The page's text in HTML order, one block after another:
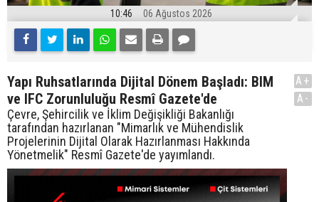
10:46 06 Ağustos 2026
Yapı Ruhsatlarında Dijital Dönem Başladı: BIM
ve IFC Zorunluluğu Resmî Gazete'de
Çevre, Şehircilik ve İklim Değişikliği Bakanlığı
tarafından hazırlanan "Mimarlık ve Mühendislik
Projelerinin Dijital Olarak Hazırlanması Hakkında
Yönetmelik" Resmî Gazete'de yayımlandı.
A+
A-